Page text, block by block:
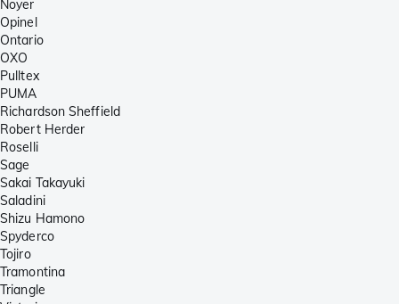
Noyer
Opinel
Ontario
OXO
Pulltex
PUMA
Richardson Sheffield
Robert Herder
Roselli
Sage
Sakai Takayuki
Saladini
Shizu Hamono
Spyderco
Tojiro
Tramontina
Triangle